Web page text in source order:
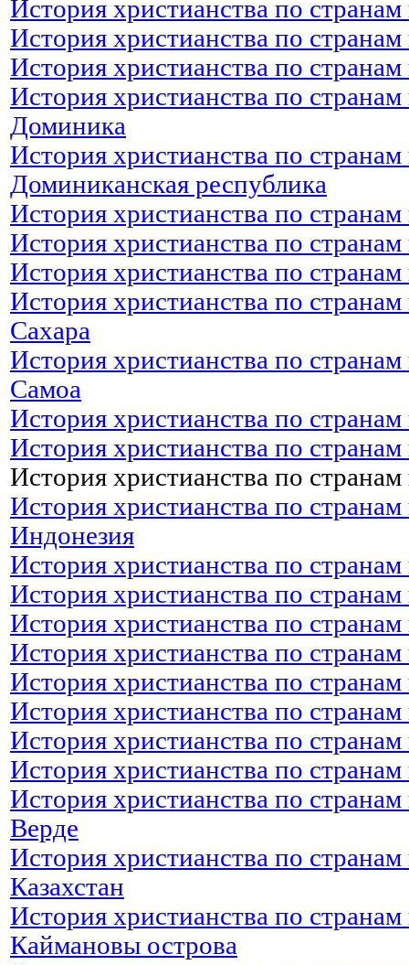
История христианства по
История христианства по
История христианства по
История христианства по
Доминика
История христианства по
Доминиканская республика
История христианства по
История христианства по
История христианства по
История христианства по
Сахара
История христианства по
Самоа
История христианства по
История христианства по
История христианства по
История христианства по
Индонезия
История христианства по
История христианства по
История христианства по
История христианства по
История христианства по
История христианства по
История христианства по
История христианства по
История христианства по
Верде
История христианства по
Казахстан
История христианства по
Каймановы острова